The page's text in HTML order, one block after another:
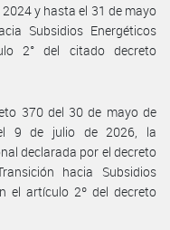
y hasta el 31 de mayo
Subsidios Energéticos
2° del citado decreto
370 del 30 de mayo de
9 de julio de 2026, la
declarada por el decreto
hacia Subsidios
el artículo 2º del decreto